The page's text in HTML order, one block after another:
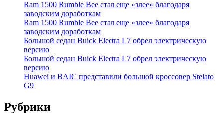
Ram 1500 Rumble Bee стал еще «злее» благодаря
заводским доработкам
Ram 1500 Rumble Bee стал еще «злее» благодаря
заводским доработкам
Большой седан Buick Electra L7 обрел электрическую
версию
Большой седан Buick Electra L7 обрел электрическую
версию
Huawei и BAIC представили большой кроссовер Stelato
G9
Рубрики